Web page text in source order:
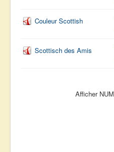
Radios
Me Contacter
Couleur Scottish
Scottisch des Amis
Afficher NUM